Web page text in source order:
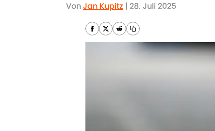
VonJan Kupitz | 28. Juli 2025